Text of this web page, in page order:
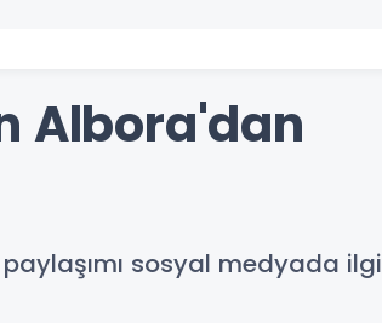
Albora'dan
paylaşımı sosyal medyada ilgi